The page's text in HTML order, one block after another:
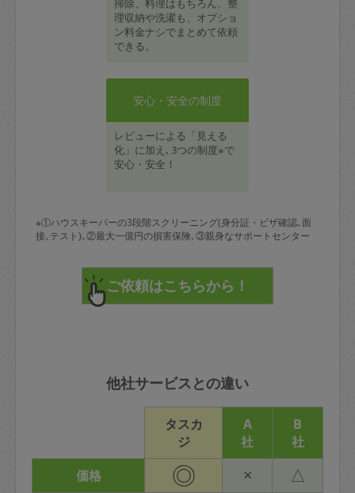
掃除、料理はもちろん、整
理収納や洗濯も、オプショ
ン料金ナシでまとめて依頼
できる。
安心・安全の制度
レビューによる「見える
化」に加え､3つの制度※で
安心・安全！
※①ハウスキーパーの3段階スクリーニング(身分証・ビザ確認､面
接､テスト)､②最大一億円の損害保険､③親身なサポートセンター
他社サービスとの違い
タスカ
ジ
A
社
B
社
価格
◎ × △